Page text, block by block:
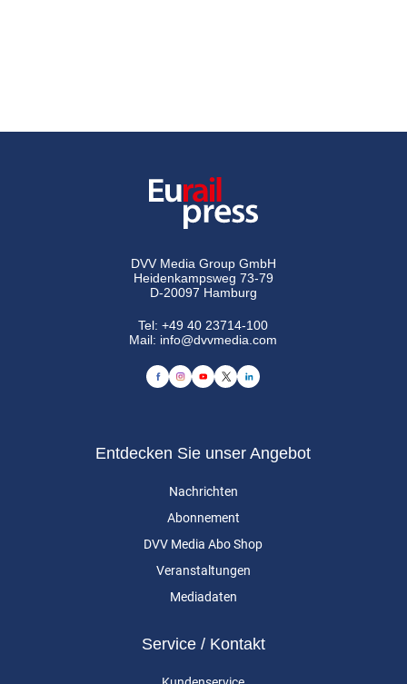
DVV Media Group GmbH
Heidenkampsweg 73-79
D-20097 Hamburg
Tel:+49 40 23714-100
Mail: info@dvvmedia.com
Entdecken Sie unser Angebot
Nachrichten
Abonnement
DVV Media Abo Shop
Veranstaltungen
Mediadaten
Service / Kontakt